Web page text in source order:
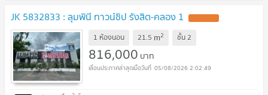
JK 5832833 : ลุมพินี ทาวน์ชิป รังสิต-คลอง 1
1 ห้องนอน 21.5 m2 ชั้น2
816,000 บาท
05/08/2026 2:02:49